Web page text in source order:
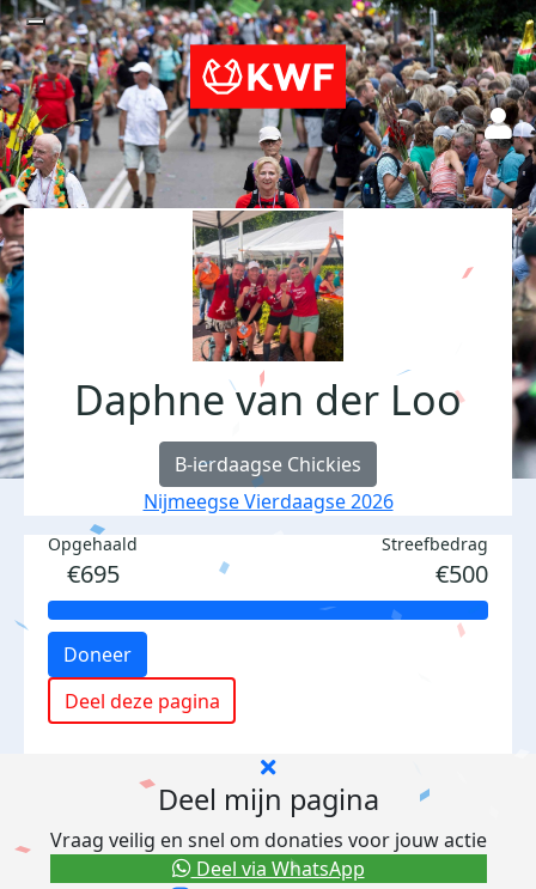
Daphne van der Loo
B-ierdaagse Chickies
Nijmeegse Vierdaagse 2026
Opgehaald
€695
Streefbedrag
€500
Doneer
Deel deze pagina
Deel mijn pagina
Vraag veilig en snel om donaties voor jouw actie
Deel via WhatsApp